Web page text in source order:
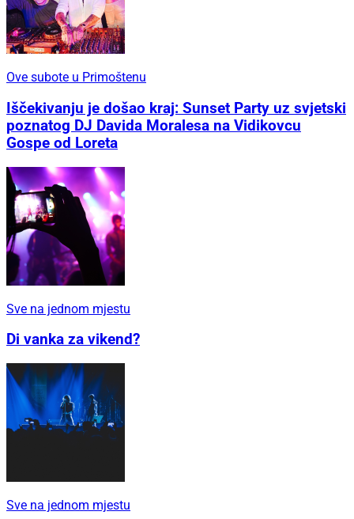
Ove subote u Primoštenu
Iščekivanju je došao kraj: Sunset Party uz svjetski
poznatog DJ Davida Moralesa na Vidikovcu
Gospe od Loreta
Sve na jednom mjestu
Di vanka za vikend?
Sve na jednom mjestu